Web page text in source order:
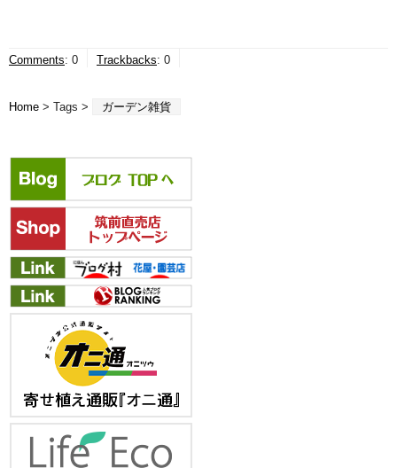
Comments: 0 Trackbacks: 0
Home > Tags > ガーデン雑貨